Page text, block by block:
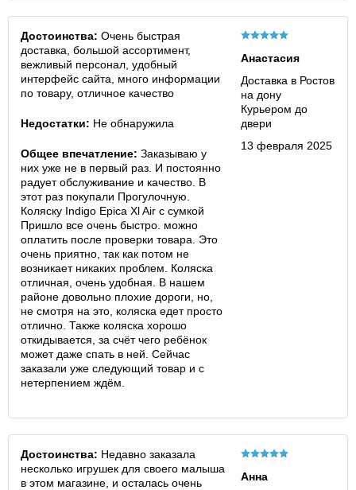
Достоинства: Очень быстрая
доставка, большой ассортимент,
вежливый персонал, удобный
интерфейс сайта, много информации
по товару, отличное качество
Недостатки: Не обнаружила
Общее впечатление: Заказываю у
них уже не в первый раз. И постоянно
радует обслуживание и качество. В
этот раз покупали Прогулочную.
Коляску Indigo Epica Xl Air с сумкой
Пришло все очень быстро. можно
оплатить после проверки товара. Это
очень приятно, так как потом не
возникает никаких проблем. Коляска
отличная, очень удобная. В нашем
районе довольно плохие дороги, но,
не смотря на это, коляска едет просто
отлично. Также коляска хорошо
откидывается, за счёт чего ребёнок
может даже спать в ней. Сейчас
заказали уже следующий товар и с
нетерпением ждём.
Анастасия
Доставка в Ростов
на дону
Курьером до
двери
13 февраля 2025
Достоинства: Недавно заказала
несколько игрушек для своего малыша
в этом магазине, и осталась очень
Анна